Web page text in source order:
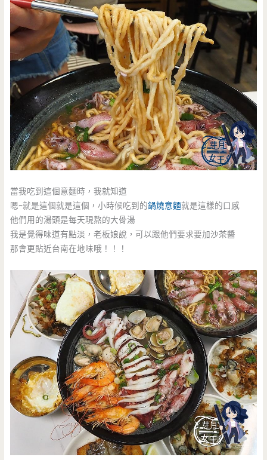
當我吃到這個意麵時，我就知道
嗯~就是這個就是這個，小時候吃到的鍋燒意麵就是這樣的口感
他們用的湯頭是每天現熬的大骨湯
我是覺得味道有點淡，老板娘說，可以跟他們要求要加沙茶醬
那會更貼近台南在地味哦！！！